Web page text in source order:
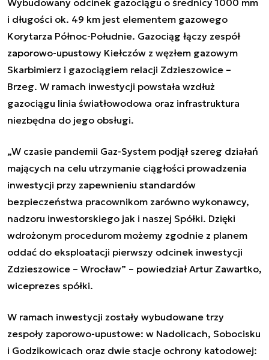
i długości ok. 49 km jest elementem gazowego
Korytarza Północ-Południe. Gazociąg łączy zespół
zaporowo-upustowy Kiełczów z węzłem gazowym
Skarbimierz i gazociągiem relacji Zdzieszowice –
Brzeg. W ramach inwestycji powstała wzdłuż
gazociągu linia światłowodowa oraz infrastruktura
niezbędna do jego obsługi.
„W czasie pandemii Gaz-System podjął szereg działań
mających na celu utrzymanie ciągłości prowadzenia
inwestycji przy zapewnieniu standardów
bezpieczeństwa pracownikom zarówno wykonawcy,
nadzoru inwestorskiego jak i naszej Spółki. Dzięki
wdrożonym procedurom możemy zgodnie z planem
oddać do eksploatacji pierwszy odcinek inwestycji
Zdzieszowice – Wrocław” – powiedział Artur Zawartko,
wiceprezes spółki.
W ramach inwestycji zostały wybudowane trzy
zespoły zaporowo-upustowe: w Nadolicach, Sobocisku
i Godzikowicach oraz dwie stacje ochrony katodowej: